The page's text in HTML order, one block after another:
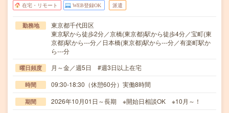
在宅・リモート WEB登録OK 派遣
勤務地
東京都千代田区
東京駅から徒歩2分／京橋(東京都)駅から徒歩4分／宝町(東
京都)駅から---分／日本橋(東京都)駅から---分／有楽町駅か
ら---分
曜日頻度 月～金／週5日 #週3日以上在宅
時間 09:30-18:30（休憩60分）実働8時間
期間 2026年10月01日～長期 ※開始日相談OK ※10月～！